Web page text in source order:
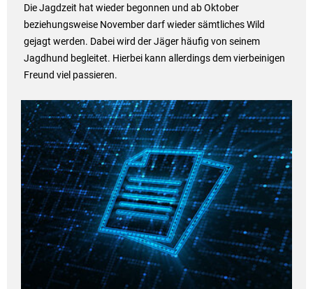
Die Jagdzeit hat wieder begonnen und ab Oktober
beziehungsweise November darf wieder sämtliches Wild
gejagt werden. Dabei wird der Jäger häufig von seinem
Jagdhund begleitet. Hierbei kann allerdings dem vierbeinigen
Freund viel passieren.